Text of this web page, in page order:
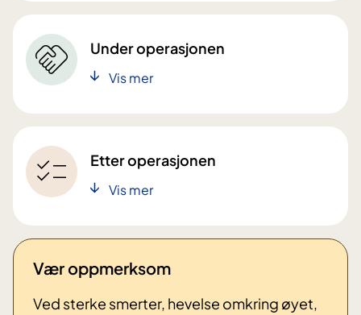
Under operasjonen
Vis mer
Etter operasjonen
Vis mer
Vær oppmerksom
Ved sterke smerter, hevelse omkring øyet,